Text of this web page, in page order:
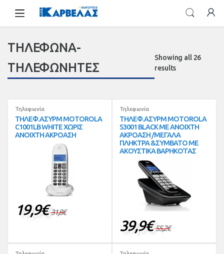
navigation
content
ΤΗΛΕΦΩΝΑ-
ΤΗΛΕΦΩΝΗΤΕΣ
Showing all 26
results
Τηλεφωνία
ΤΗΛΕΦ.ΑΣΥΡΜ MOTOROLA
C1001LB WHITE ΧΩΡΙΣ
ΑΝΟΙΧΤΗ ΑΚΡΟΑΣΗ
19,9€ 31,8€
Τηλεφωνία
ΤΗΛΕΦ.ΑΣΥΡΜ MOTOROLA
S3001 BLACK ΜΕ ΑΝΟΙΧΤΗ
ΑΚΡΟΑΣΗ /ΜΕΓΑΛΑ
ΠΛΗΚΤΡΑ &ΣΥΜΒΑΤΟ ΜΕ
ΑΚΟΥΣΤΙΚΑ ΒΑΡΗΚΟ’Ι’ΑΣ
39,9€ 55,2€